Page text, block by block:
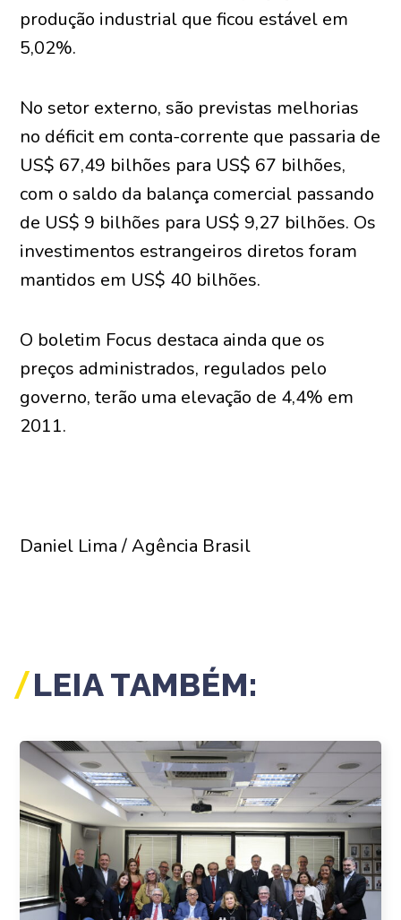
produção industrial que ficou estável em
5,02%.
No setor externo, são previstas melhorias
no déficit em conta-corrente que passaria de
US$ 67,49 bilhões para US$ 67 bilhões,
com o saldo da balança comercial passando
de US$ 9 bilhões para US$ 9,27 bilhões. Os
investimentos estrangeiros diretos foram
mantidos em US$ 40 bilhões.
O boletim Focus destaca ainda que os
preços administrados, regulados pelo
governo, terão uma elevação de 4,4% em
2011.
Daniel Lima / Agência Brasil
LEIA TAMBÉM: